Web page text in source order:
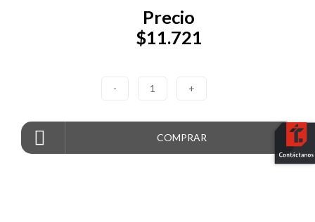
Precio
$11.721
- 1 +
COMPRAR